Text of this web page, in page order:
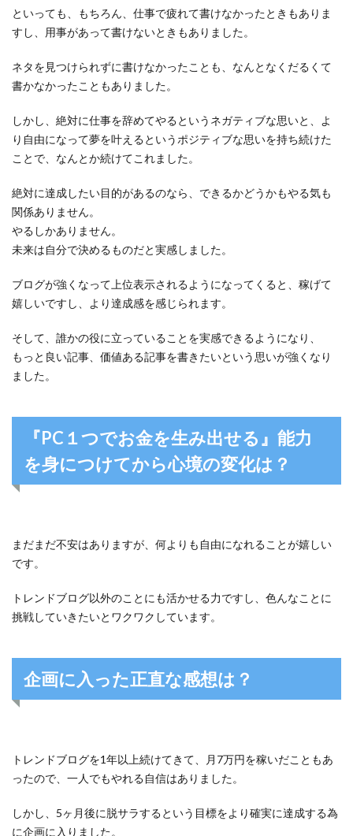
といっても、もちろん、仕事で疲れて書けなかったときもありま
すし、用事があって書けないときもありました。
ネタを見つけられずに書けなかったことも、なんとなくだるくて
書かなかったこともありました。
しかし、絶対に仕事を辞めてやるというネガティブな思いと、よ
り自由になって夢を叶えるというポジティブな思いを持ち続けた
ことで、なんとか続けてこれました。
絶対に達成したい目的があるのなら、できるかどうかもやる気も
関係ありません。
やるしかありません。
未来は自分で決めるものだと実感しました。
ブログが強くなって上位表示されるようになってくると、稼げて
嬉しいですし、より達成感を感じられます。
そして、誰かの役に立っていることを実感できるようになり、
もっと良い記事、価値ある記事を書きたいという思いが強くなり
ました。
『PC１つでお金を生み出せる』能力
を身につけてから心境の変化は？
まだまだ不安はありますが、何よりも自由になれることが嬉しい
です。
トレンドブログ以外のことにも活かせる力ですし、色んなことに
挑戦していきたいとワクワクしています。
企画に入った正直な感想は？
トレンドブログを1年以上続けてきて、月7万円を稼いだこともあ
ったので、一人でもやれる自信はありました。
しかし、5ヶ月後に脱サラするという目標をより確実に達成する為
に企画に入りました。